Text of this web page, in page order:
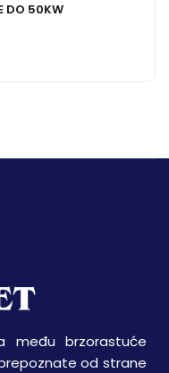
DO 50KW
među brzorastuće
od strane